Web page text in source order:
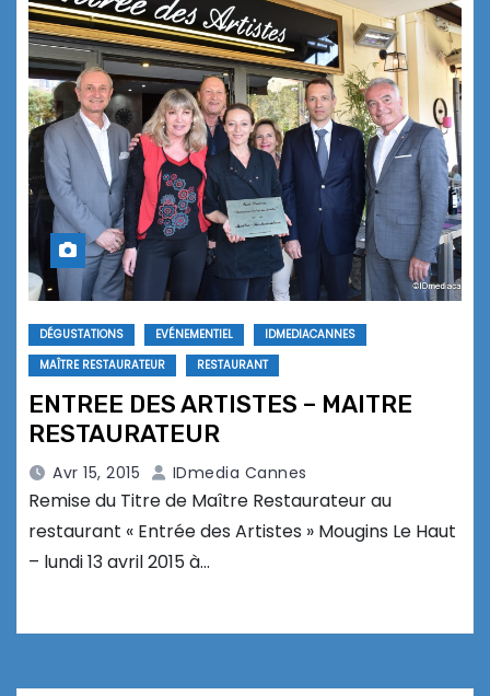
DÉGUSTATIONS EVÉNEMENTIEL
IDMEDIACANNES
MAÎTRE RESTAURATEUR
RESTAURANT
ENTREE DES ARTISTES – MAITRE
RESTAURATEUR
Avr 15, 2015 IDmedia Cannes
Remise du Titre de Maître Restaurateur au
restaurant « Entrée des Artistes » Mougins Le Haut
– lundi 13 avril 2015 à…